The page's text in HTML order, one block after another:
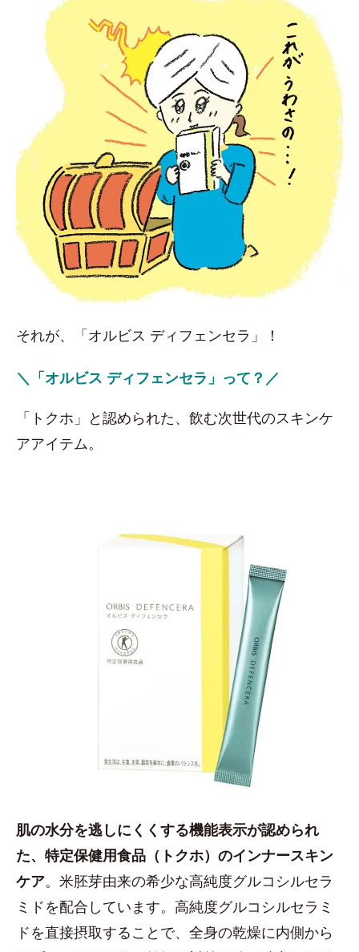
それが、「オルビス ディフェンセラ」！
＼「オルビス ディフェンセラ」って？／
「トクホ」と認められた、飲む次世代のスキンケ
アアイテム。
肌の水分を逃しにくくする機能表示が認められ
た、特定保健用食品（トクホ）のインナースキン
ケア。米胚芽由来の希少な高純度グルコシルセラ
ミドを配合しています。高純度グルコシルセラミ
ドを直接摂取することで、全身の乾燥に内側から